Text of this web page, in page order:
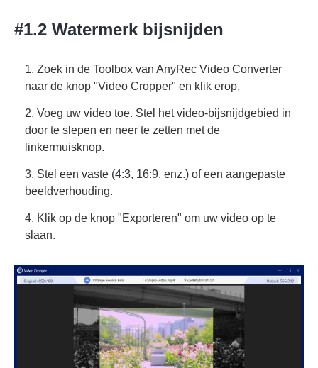
#1.2 Watermerk bijsnijden
1. Zoek in de Toolbox van AnyRec Video Converter
naar de knop "Video Cropper" en klik erop.
2. Voeg uw video toe. Stel het video-bijsnijdgebied in
door te slepen en neer te zetten met de
linkermuisknop.
3. Stel een vaste (4:3, 16:9, enz.) of een aangepaste
beeldverhouding.
4. Klik op de knop "Exporteren" om uw video op te
slaan.